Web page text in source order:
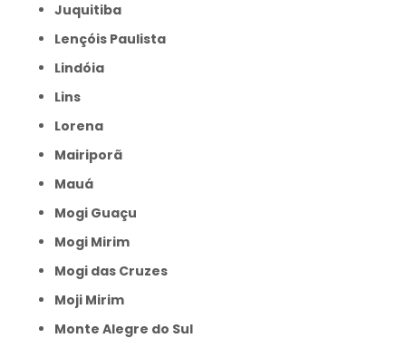
Juquitiba
Lençóis Paulista
Lindóia
Lins
Lorena
Mairiporã
Mauá
Mogi Guaçu
Mogi Mirim
Mogi das Cruzes
Moji Mirim
Monte Alegre do Sul